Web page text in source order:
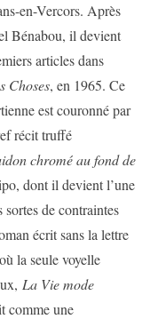
en-Vercors. Après
Bénabou, il devient
articles dans
Choses, en 1965. Ce
est couronné par
récit truffé
chromé au fond de
dont il devient l’une
de contraintes
écrit sans la lettre
la seule voyelle
La Vie mode
comme une